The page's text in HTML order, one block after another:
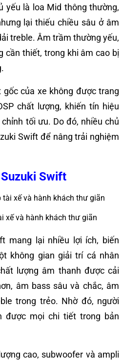
yếu là loa Mid thông thường,
lại thiếu chiều sâu ở âm
treble. Âm trầm thường yếu,
cần thiết, trong khi âm cao bị
của xe không được trang
chất lượng, khiến tín hiệu
tối ưu. Do đó, nhiều chủ
Swift để nâng trải nghiệm
Swift
xế và hành khách thư giãn
mang lại nhiều lợi ích, biến
không gian giải trí cá nhân
lượng âm thanh được cải
âm bass sâu và chắc, âm
trong trẻo. Nhờ đó, người
được mọi chi tiết trong bản
cao, subwoofer và ampli